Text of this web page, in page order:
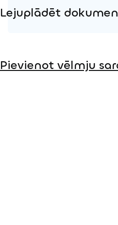
Lejuplādēt
Pievienot vēlmju